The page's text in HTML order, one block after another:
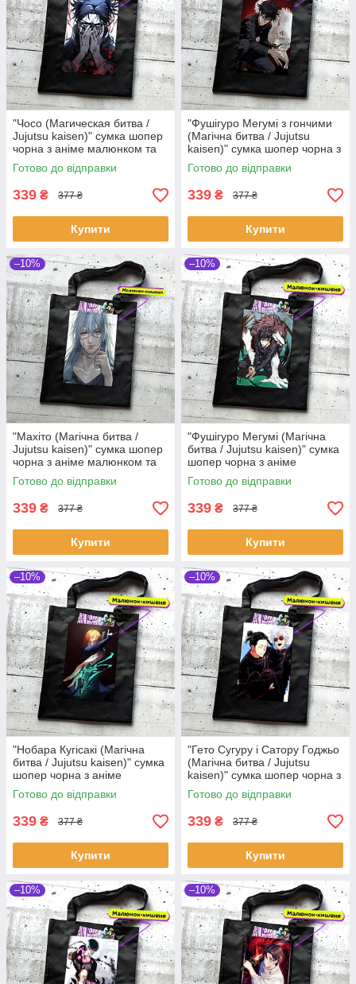
"Чосо (Магическая битва /
Jujutsu kaisen)" сумка шопер
чорна з аніме малюнком та
кишенею
Готово до відправки
339 ₴ 377 ₴
Купити
"Фушігуро Мегумі з гончими
(Магічна битва / Jujutsu
kaisen)" сумка шопер чорна з
аніме малюнком та кишенею
Готово до відправки
339 ₴ 377 ₴
Купити
–10%
"Махіто (Магічна битва /
Jujutsu kaisen)" сумка шопер
чорна з аніме малюнком та
кишенею
Готово до відправки
339 ₴ 377 ₴
Купити
–10%
"Фушігуро Мегумі (Магічна
битва / Jujutsu kaisen)" сумка
шопер чорна з аніме
малюнком та кишенею
Готово до відправки
339 ₴ 377 ₴
Купити
–10%
"Нобара Кугісакі (Магічна
битва / Jujutsu kaisen)" сумка
шопер чорна з аніме
малюнком та кишенею
Готово до відправки
339 ₴ 377 ₴
Купити
–10%
"Гето Сугуру і Сатору Годжьо
(Магічна битва / Jujutsu
kaisen)" сумка шопер чорна з
аніме малюнком та кишенею
Готово до відправки
339 ₴ 377 ₴
Купити
–10% –10%